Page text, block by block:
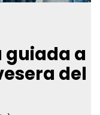
guiada a
del